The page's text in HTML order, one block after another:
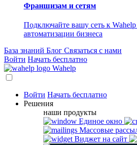
Франшизам и сетям
Подключайте вашу сеть к
автоматизации бизнеса
База знаний Блог Связаться с нами
Войти Начать бесплатно
Wahelp
Войти Начать бесплатно
Решения
наши продукты
Единое окно
Массовые
Виджет на сайт